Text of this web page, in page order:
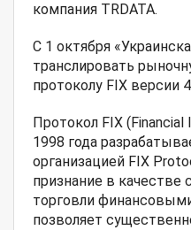
компания TRDATA.
С 1 октября
транслировать
протоколу FIX версии
Протокол FIX (Financial
1998 года
организацией FIX
признание в качестве
торговли
позволяет